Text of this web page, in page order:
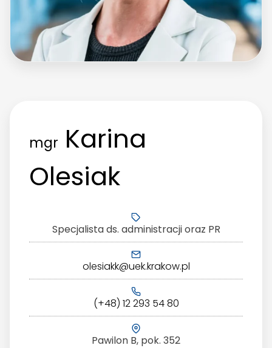
mgr Karina
Olesiak
Specjalista ds. administracji oraz PR
olesiakk@uek.krakow.pl
(+48) 12 293 54 80
Pawilon B, pok. 352